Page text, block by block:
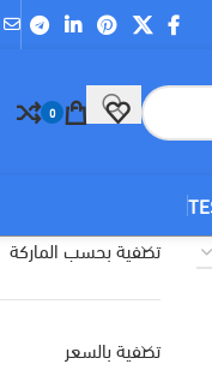
0
تصفية بحسب الماركة
تصفية بالسعر